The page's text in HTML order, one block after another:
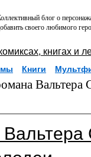
блог о
своего любимого
книгах и
Книги
Вальтера